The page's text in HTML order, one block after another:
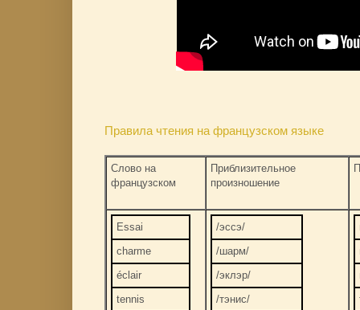
Правила чтения на французском языке
Слово на
французском
Приблизительное
произношение
Essai
charme
éclair
tennis
/эссэ/
/шарм/
/эклэр/
/тэнис/